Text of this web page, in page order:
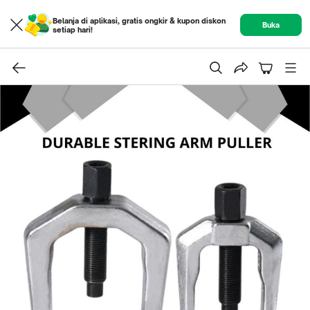
Belanja di aplikasi, gratis ongkir & kupon diskon
setiap hari!
Buka